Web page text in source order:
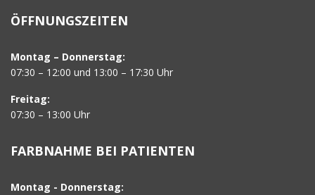
ÖFFNUNGSZEITEN
Montag – Donnerstag:
07:30 – 12:00 und 13:00 – 17:30 Uhr
Freitag:
07:30 – 13:00 Uhr
FARBNAHME BEI PATIENTEN
Montag - Donnerstag: